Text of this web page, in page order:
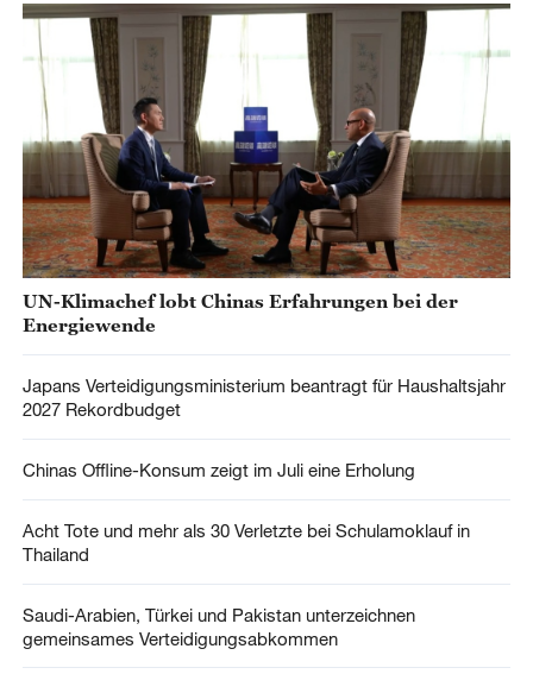
UN-Klimachef lobt Chinas Erfahrungen bei der
Energiewende
Japans Verteidigungsministerium beantragt für Haushaltsjahr
2027 Rekordbudget
Chinas Offline-Konsum zeigt im Juli eine Erholung
Acht Tote und mehr als 30 Verletzte bei Schulamoklauf in
Thailand
Saudi-Arabien, Türkei und Pakistan unterzeichnen
gemeinsames Verteidigungsabkommen